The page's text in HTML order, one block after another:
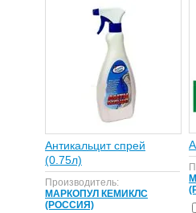
Антикальцит спрей
(0.75л)
Производитель:
МАРКОПУЛ КЕМИКЛС
(РОССИЯ)